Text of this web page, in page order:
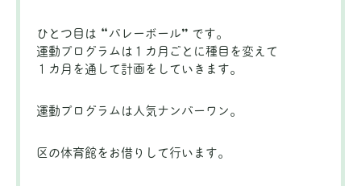
ひとつ目は “バレーボール” です。
運動プログラムは１カ月ごとに種目を変えて
１カ月を通して計画をしていきます。
運動プログラムは人気ナンバーワン。
区の体育館をお借りして行います。